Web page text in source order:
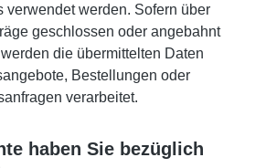
verwendet werden. Sofern über
geschlossen oder angebahnt
die übermittelten Daten
Bestellungen oder
verarbeitet.
haben Sie bezüglich